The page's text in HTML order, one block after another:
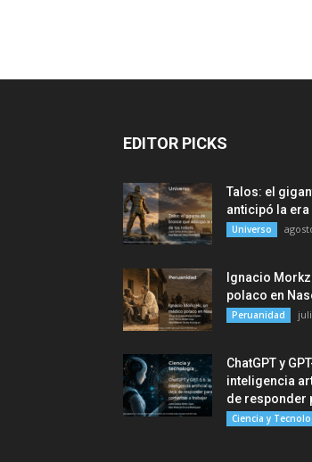
EDITOR PICKS
Talos: el
anticipó la
Universo
Ignacio
polaco en
Peruanidad
ChatGPT y
inteligencia
de responder
Ciencia y